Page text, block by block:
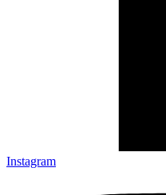
Instagram